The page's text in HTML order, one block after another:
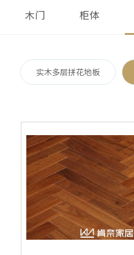
木门 柜体
实木多层拼花地板